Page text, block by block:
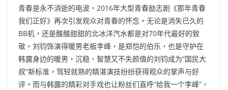
青春是永不消逝的电波，2016年大型青春励志剧《那年青春
我们正好》再次引发观众对青春的怀念。无论是消失已久的
BB机，还是酸酸甜甜的北冰洋汽水都是对70年代最好的致
敬。刘钧饰演得暖男老板李峰，是郑恺的伯乐，也是守护在
韩露身边的暖男，沉稳、智慧又不失颜值的刘钧成为“国民大
叔”新标准，驾轻就熟的精湛演技纷纷获得观众的掌声与好
评。而与韩露的精彩对手戏也让粉丝们直呼“给我一个李峰”，